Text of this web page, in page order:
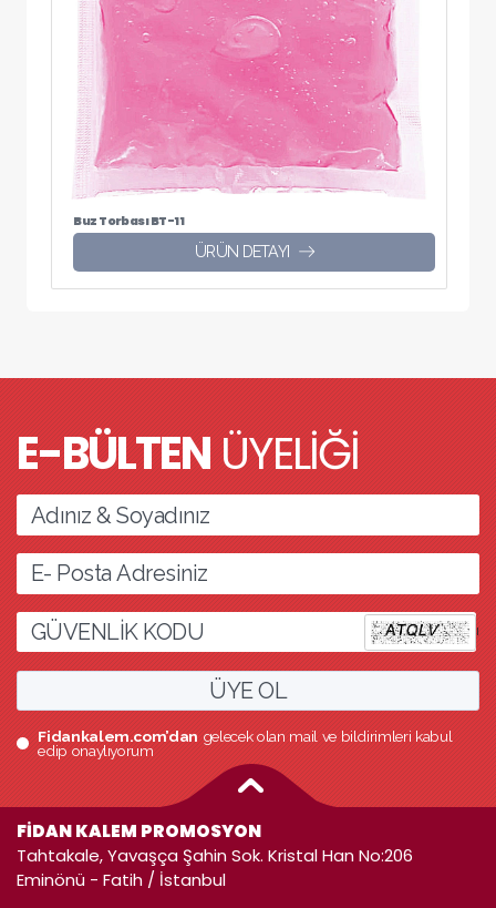
Buz Torbası BT-11
ÜRÜN DETAYI
E-BÜLTENÜYELİĞİ
l
ÜYE OL
Fidankalem.com’dangelecek olan mail ve bildirimleri kabul
edip onaylıyorum
FİDAN KALEM PROMOSYON
Tahtakale, Yavaşça Şahin Sok. Kristal Han No:206
Eminönü - Fatih / İstanbul